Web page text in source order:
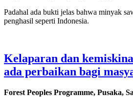
Padahal ada bukti jelas bahwa minyak
penghasil seperti Indonesia.
Kelaparan dan
ada perbaikan bagi
Forest Peoples Programme, Pusaka,